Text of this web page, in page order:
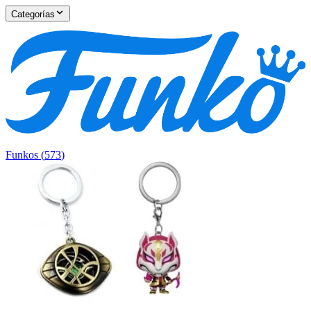
Categorías
Funkos (573)